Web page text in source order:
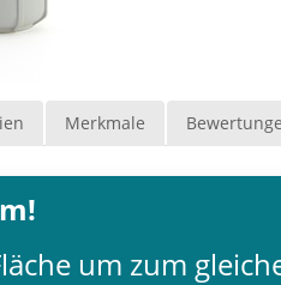
Merkmale
um zum